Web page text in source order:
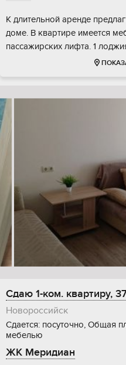
К длительной аренде
доме. В квартире имеется
пассажирских лифта. 1
Сдаю 1-ком. квартиру,
Новороссийск
Сдается: посуточно, Общая
мебелью
ЖК Меридиан